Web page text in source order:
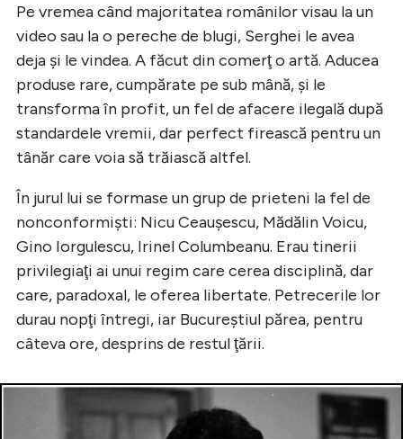
Pe vremea când majoritatea românilor visau la un
video sau la o pereche de blugi, Serghei le avea
deja şi le vindea. A făcut din comerţ o artă. Aducea
produse rare, cumpărate pe sub mână, şi le
transforma în profit, un fel de afacere ilegală după
standardele vremii, dar perfect firească pentru un
tânăr care voia să trăiască altfel.
În jurul lui se formase un grup de prieteni la fel de
nonconformişti: Nicu Ceauşescu, Mădălin Voicu,
Gino Iorgulescu, Irinel Columbeanu. Erau tinerii
privilegiaţi ai unui regim care cerea disciplină, dar
care, paradoxal, le oferea libertate. Petrecerile lor
durau nopţi întregi, iar Bucureştiul părea, pentru
câteva ore, desprins de restul ţării.